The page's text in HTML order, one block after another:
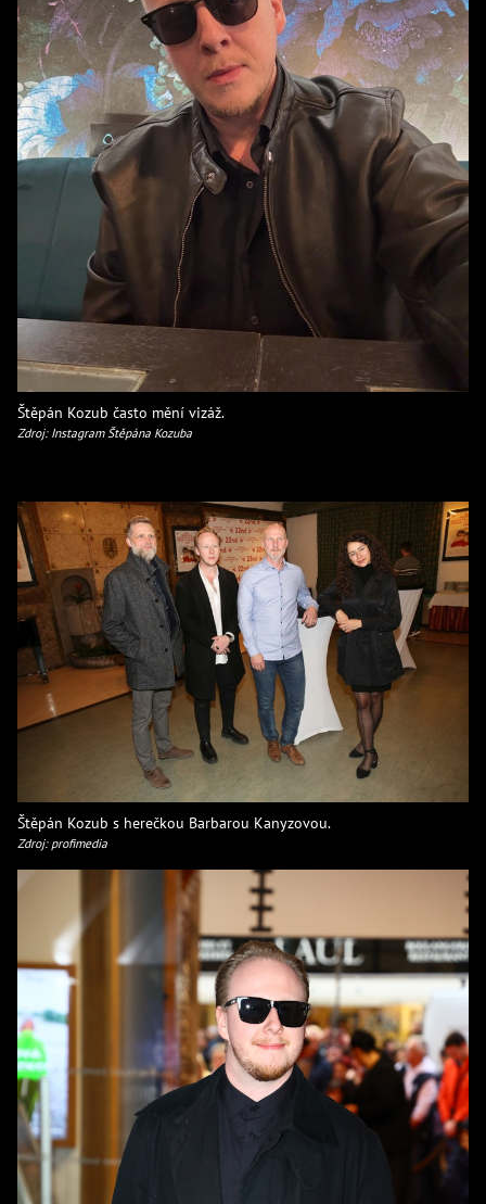
Štěpán Kozub často mění vizáž.
Zdroj: Instagram Štěpána Kozuba
Štěpán Kozub s herečkou Barbarou Kanyzovou.
Zdroj: profimedia